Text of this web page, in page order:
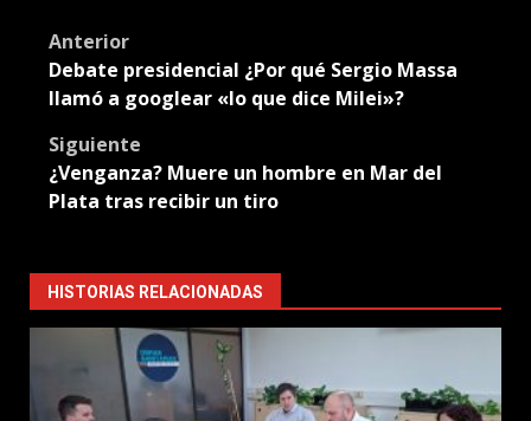
Post
navigation
Anterior
Debate presidencial ¿Por qué Sergio Massa
llamó a googlear «lo que dice Milei»?
Siguiente
¿Venganza? Muere un hombre en Mar del
Plata tras recibir un tiro
HISTORIAS RELACIONADAS